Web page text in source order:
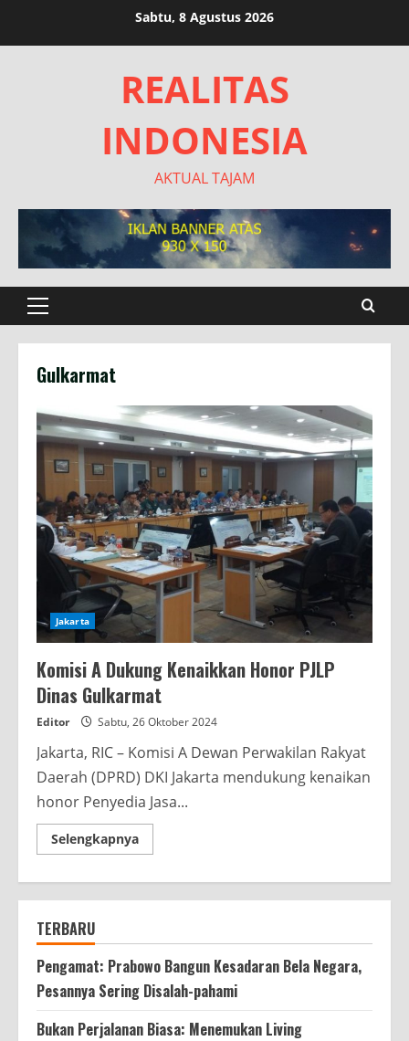
Sabtu, 8 Agustus 2026
REALITAS
INDONESIA
AKTUAL TAJAM
Primary
Gulkarmat
Jakarta
Komisi A Dukung Kenaikkan Honor PJLP
Dinas Gulkarmat
Editor Sabtu, 26 Oktober 2024
Jakarta, RIC – Komisi A Dewan Perwakilan Rakyat
Daerah (DPRD) DKI Jakarta mendukung kenaikan
honor Penyedia Jasa...
SelengkapnyaRead
more
Dukung
PJLP
Gulkarmat
TERBARU
Pengamat: Prabowo Bangun Kesadaran Bela Negara,
Pesannya Sering Disalah-pahami
Bukan Perjalanan Biasa: Menemukan Living